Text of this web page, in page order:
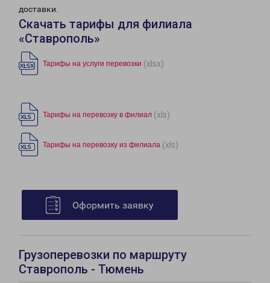
доставки.
Скачать тарифы для филиала
«Ставрополь»
Тарифы на услуги перевозки (xlsx)
Тарифы на перевозку в филиал (xls)
Тарифы на перевозку из филиала (xls)
Оформить заявку
Грузоперевозки по маршруту
Ставрополь - Тюмень